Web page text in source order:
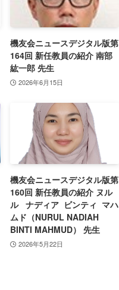
機友会ニュースデジタル版第
164回 新任教員の紹介 南部
紘一郎 先生
2026年6月15日
機友会ニュースデジタル版第
160回 新任教員の紹介 ヌル
ル ナディア ビンティ マハ
ムド（NURUL NADIAH
BINTI MAHMUD） 先生
2026年5月22日